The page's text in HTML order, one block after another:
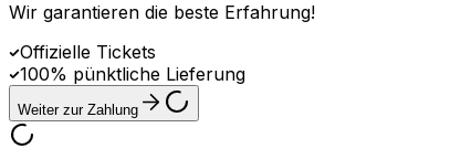
Wir garantieren die beste Erfahrung!
Offizielle Tickets
100% pünktliche Lieferung
Weiter zur Zahlung